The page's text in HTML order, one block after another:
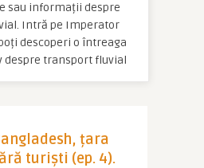
sau informații despre
Intră pe Imperator
descoperi o întreaga
despre transport fluvial
țara
turiști (ep. 4).